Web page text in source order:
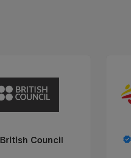
British Council